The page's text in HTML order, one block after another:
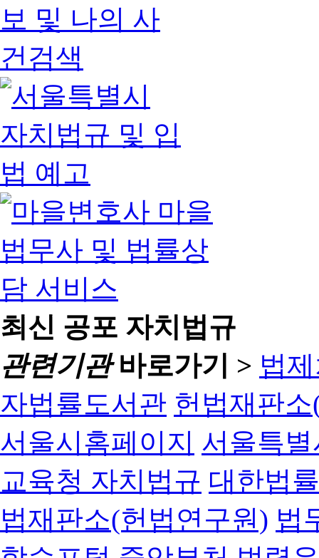
최신 공포 자치법규
관련기관바로가기 > 법
자법률도서관 헌법재판
서울시홈페이지 서울특
교육청 자치법규 대한법
법재판소(헌법연구원) 법